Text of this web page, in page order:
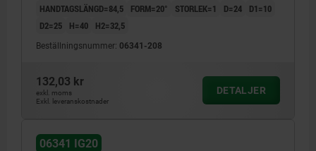
HANDTAGSLÄNGD=84,5
FORM=20° STORLEK=1 D=24
D1=10
D2=25
H=40 H2=32,5
Beställningsnummer: 06341-208
132,03 kr
exkl. moms
Exkl. leveranskostnader
DETALJER
06341 IG20